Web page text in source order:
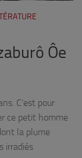
Ôe
C’est pour
ce petit homme
la plume
irradiés